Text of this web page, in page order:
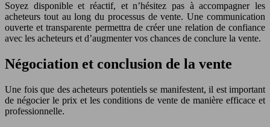
Soyez disponible et réactif, et n’hésitez pas à accompagner les
acheteurs tout au long du processus de vente. Une communication
ouverte et transparente permettra de créer une relation de confiance
avec les acheteurs et d’augmenter vos chances de conclure la vente.
Négociation et conclusion de la vente
Une fois que des acheteurs potentiels se manifestent, il est important
de négocier le prix et les conditions de vente de manière efficace et
professionnelle.